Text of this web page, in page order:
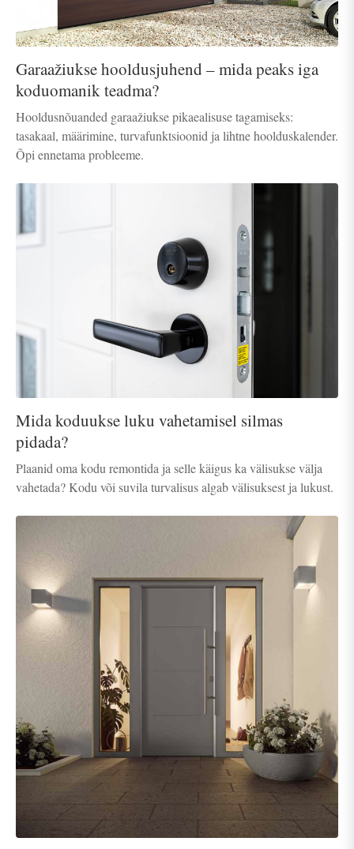
Garaažiukse hooldusjuhend – mida peaks iga
koduomanik teadma?
Hooldusnõuanded garaažiukse pikaealisuse tagamiseks:
tasakaal, määrimine, turvafunktsioonid ja lihtne hoolduskalender.
Õpi ennetama probleeme.
Mida koduukse luku vahetamisel silmas
pidada?
Plaanid oma kodu remontida ja selle käigus ka välisukse välja
vahetada? Kodu või suvila turvalisus algab välisuksest ja lukust.